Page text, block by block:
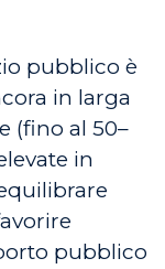
pubblico è
in larga
(fino al 50–
in
pubblico